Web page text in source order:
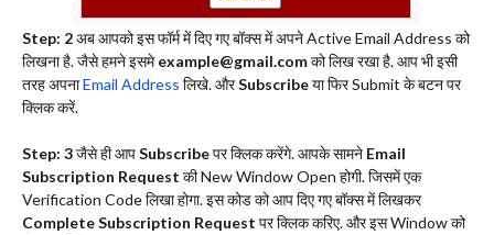
Step: 2अब आपको इस फॉर्म में दिए गए बॉक्स में अपने Active Email Address को
लिखना है. जैसे हमने इसमेexample@gmail.comको लिख रखा है. आप भी इसी
तरह अपनाEmail Address लिखे. औरSubscribeया फिर Submit के बटन पर
क्लिक करें.
Step: 3जैसे ही आपSubscribeपर क्लिक करेंगे. आपके सामने Email
Subscription Request की New Window Open होगी. जिसमें एक
Verification Code लिखा होगा. इस कोड को आप दिए गए बॉक्स में लिखकर
Complete Subscription Request पर क्लिक करिए. और इस Window को